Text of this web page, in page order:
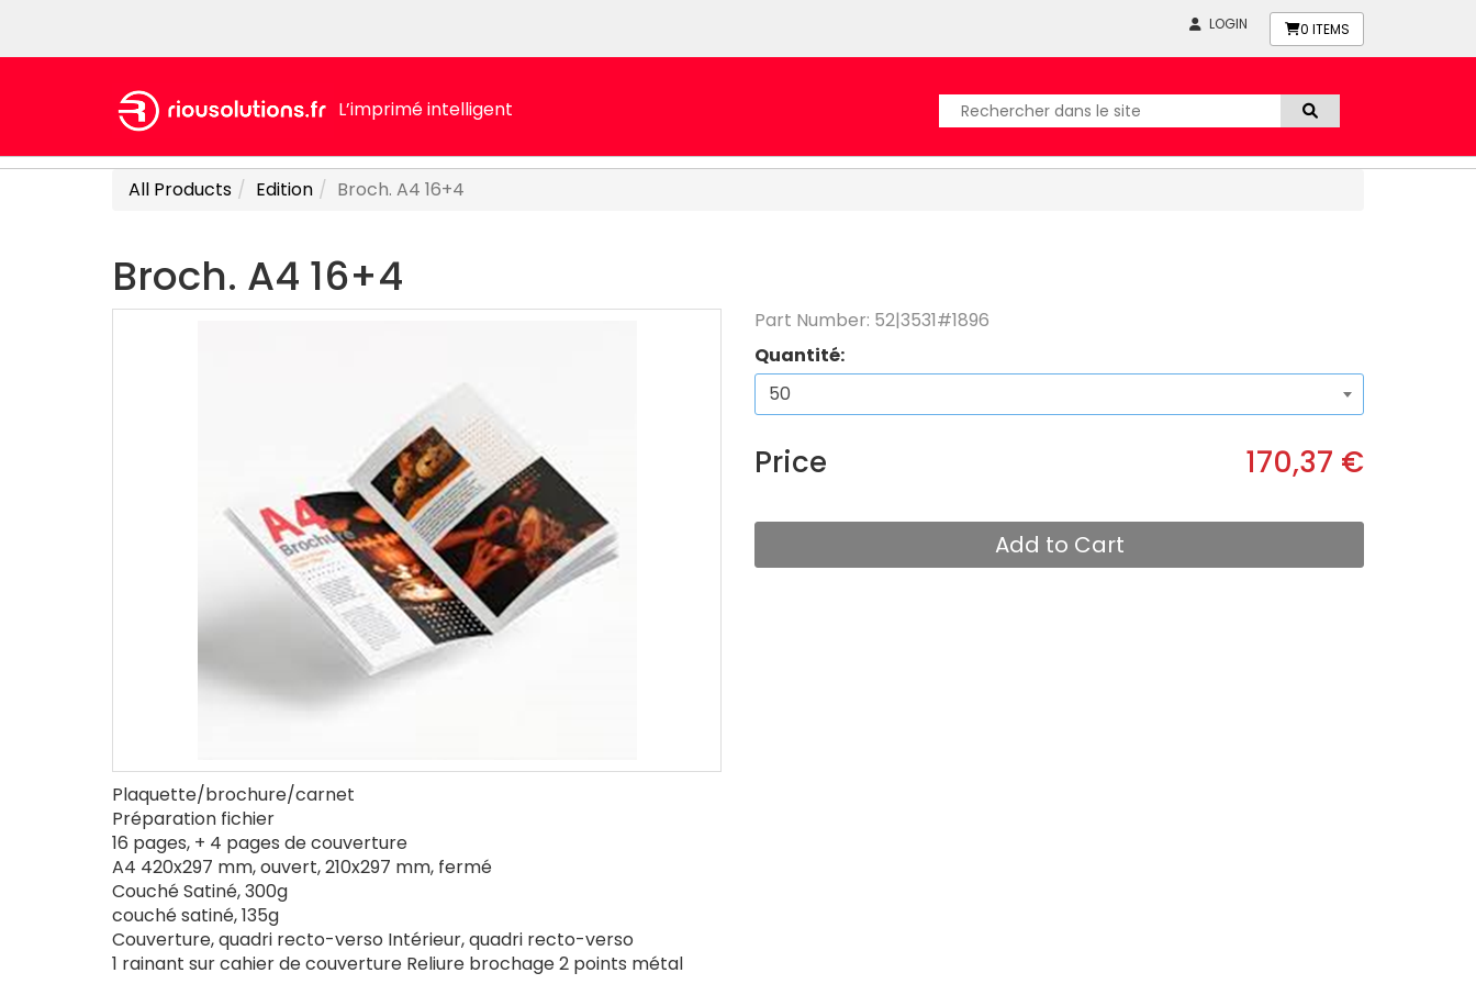
LOGIN 0 ITEMS
L’imprimé intelligent
All Products Edition Broch. A4 16+4
Broch. A4 16+4
Plaquette/brochure/carnet
Préparation fichier
16 pages, + 4 pages de couverture
A4 420x297 mm, ouvert, 210x297 mm, fermé
Couché Satiné, 300g
couché satiné, 135g
Couverture, quadri recto-verso Intérieur, quadri recto-verso
1 rainant sur cahier de couverture Reliure brochage 2 points métal
Part Number: 52|3531#1896
Quantité:
Price 170,37 €